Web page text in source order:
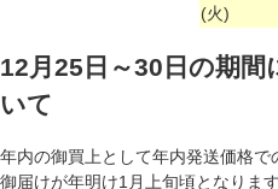
(火)
12月25日～30日の期間
いて
年内の御買上として年内発送価格で
御届けが年明け1月上旬頃となります